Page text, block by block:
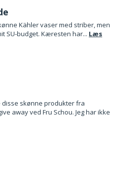
Kähler vaser med striber, men
SU-budget. Kæresten har... Læs
skønne produkter fra
away ved Fru Schou. Jeg har ikke